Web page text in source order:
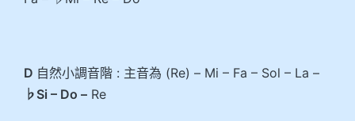
D 自然小調音階 : 主音為 (Re) – Mi – Fa – Sol – La –
♭Si – Do – Re